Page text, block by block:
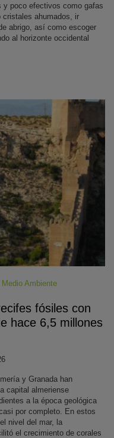
y poco efectivos como gafas
ahumados, ir
abrigo, así como escoger
al horizonte occidental
Ambiente
fósiles con
hace 6,5 millones
y Granada han
capital almeriense
a la época geológica
por completo. En estos
nivel del mar, la
el crecimiento de corales